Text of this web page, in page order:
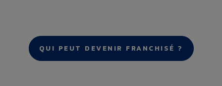
QUI PEUT DEVENIR FRANCHISÉ ?